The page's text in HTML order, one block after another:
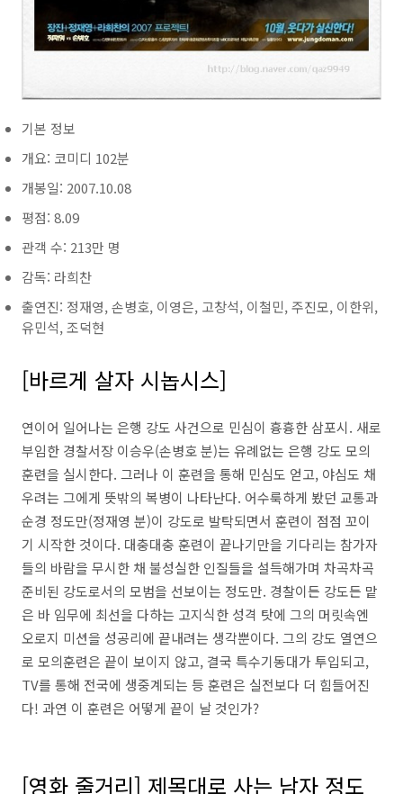
기본 정보
개요: 코미디 102분
개봉일: 2007.10.08
평점: 8.09
관객 수: 213만 명
감독: 라희찬
출연진: 정재영, 손병호, 이영은, 고창석, 이철민, 주진모, 이한위,
유민석, 조덕현
[바르게 살자 시놉시스]
연이어 일어나는 은행 강도 사건으로 민심이 흉흉한 삼포시. 새로
부임한 경찰서장 이승우(손병호 분)는 유례없는 은행 강도 모의
훈련을 실시한다. 그러나 이 훈련을 통해 민심도 얻고, 야심도 채
우려는 그에게 뜻밖의 복병이 나타난다. 어수룩하게 봤던 교통과
순경 정도만(정재영 분)이 강도로 발탁되면서 훈련이 점점 꼬이
기 시작한 것이다. 대충대충 훈련이 끝나기만을 기다리는 참가자
들의 바람을 무시한 채 불성실한 인질들을 설득해가며 차곡차곡
준비된 강도로서의 모범을 선보이는 정도만. 경찰이든 강도든 맡
은 바 임무에 최선을 다하는 고지식한 성격 탓에 그의 머릿속엔
오로지 미션을 성공리에 끝내려는 생각뿐이다. 그의 강도 열연으
로 모의훈련은 끝이 보이지 않고, 결국 특수기동대가 투입되고,
TV를 통해 전국에 생중계되는 등 훈련은 실전보다 더 힘들어진
다! 과연 이 훈련은 어떻게 끝이 날 것인가?
[영화 줄거리] 제목대로 사는 남자 정도